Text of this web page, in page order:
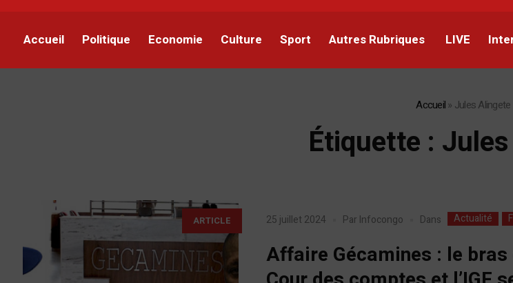
Accueil Politique Economie Culture Sport Autres Rubriques LIVE
Accueil» Jules Alingete
Étiquette :
ARTICLE 25 juillet 2024 Par Infocongo Dans Actualité
Affaire Gécamines : le